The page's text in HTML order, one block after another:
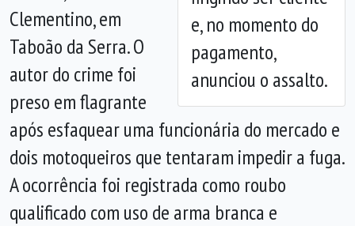
e, no momento do
pagamento,
anunciou o assalto.
Clementino, em
Taboão da Serra. O
autor do crime foi
preso em flagrante
após esfaquear uma funcionária do mercado e
dois motoqueiros que tentaram impedir a fuga.
A ocorrência foi registrada como roubo
qualificado com uso de arma branca e